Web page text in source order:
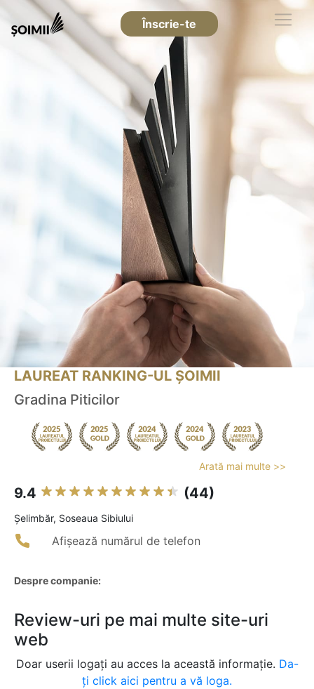
Înscrie-te
LAUREAT RANKING-UL ȘOIMII
Gradina Piticilor
Arată mai multe >>
9.4 (44)
Şelimbăr, Soseaua Sibiului
Afișează numărul de telefon
Despre companie:
Review-uri pe mai multe site-uri
web
Doar userii logați au acces la această informație. Da-
ți click aici pentru a vă loga.